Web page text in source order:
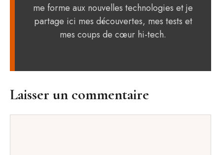
me forme aux nouvelles technologies et je
partage ici mes découvertes, mes tests et
mes coups de cœur hi-tech.
Laisser un commentaire